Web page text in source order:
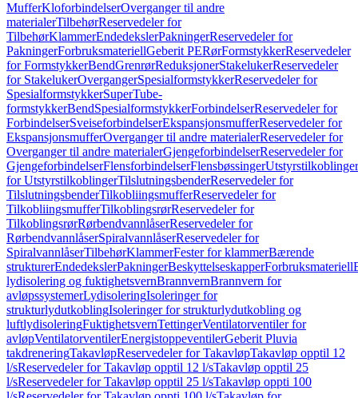
MufferKloforbindelserOverganger til andre
materialerTilbehørReservedeler for
TilbehørKlammerEndedekslerPakningerReservedeler for
PakningerForbruksmateriellGeberit PERørFormstykkerReservedeler
for FormstykkerBendGrenrørReduksjonerStakelukerReservedeler
for StakelukerOvergangerSpesialformstykkerReservedeler for
SpesialformstykkerSuperTube-
formstykkerBendSpesialformstykkerForbindelserReservedeler for
ForbindelserSveiseforbindelserEkspansjonsmufferReservedeler for
EkspansjonsmufferOverganger til andre materialerReservedeler for
Overganger til andre materialerGjengeforbindelserReservedeler for
GjengeforbindelserFlensforbindelserFlensbøssingerUtstyrstilkoblinger
for UtstyrstilkoblingerTilslutningsbenderReservedeler for
TilslutningsbenderTilkobliingsmufferReservedeler for
TilkobliingsmufferTilkoblingsrørReservedeler for
TilkoblingsrørRørbendvannlåserReservedeler for
RørbendvannlåserSpiralvannlåserReservedeler for
SpiralvannlåserTilbehørKlammerFester for klammerBærende
strukturerEndedekslerPakningerBeskyttelseskapperForbruksmateriell
lydisolering og fuktighetsvernBrannvernBrannvern for
avløpssystemerLydisoleringIsoleringer for
strukturlydutkoblingIsoleringer for strukturlydutkobling og
luftlydisoleringFuktighetsvernTettingerVentilatorventiler for
avløpVentilatorventilerEnergistoppeventilerGeberit Pluvia
takdreneringTakavløpReservedeler for TakavløpTakavløp opptil 12
l/sReservedeler for Takavløp opptil 12 l/sTakavløp opptil 25
l/sReservedeler for Takavløp opptil 25 l/sTakavløp oppti 100